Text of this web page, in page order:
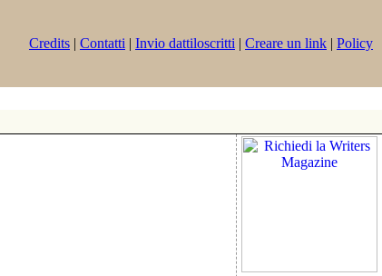
Credits | Contatti | Invio dattiloscritti | Creare un link | Policy